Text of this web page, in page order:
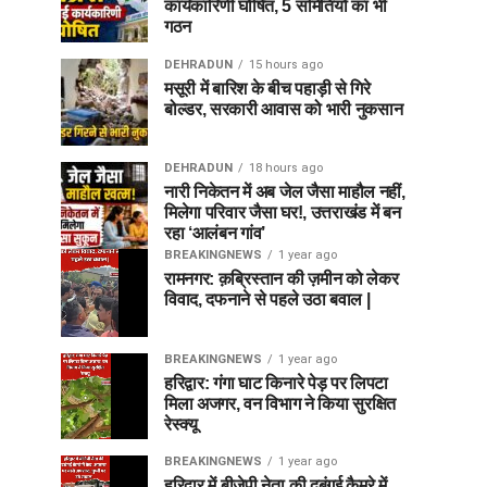
कार्यकारिणी घोषित, 5 समितियों का भी
गठन
DEHRADUN 15 hours ago
मसूरी में बारिश के बीच पहाड़ी से गिरे
बोल्डर, सरकारी आवास को भारी नुकसान
DEHRADUN 18 hours ago
नारी निकेतन में अब जेल जैसा माहौल नहीं,
मिलेगा परिवार जैसा घर!, उत्तराखंड में बन
रहा ‘आलंबन गांव’
BREAKINGNEWS 1 year ago
रामनगर: क़ब्रिस्तान की ज़मीन को लेकर
विवाद, दफनाने से पहले उठा बवाल |
BREAKINGNEWS 1 year ago
हरिद्वार: गंगा घाट किनारे पेड़ पर लिपटा
मिला अजगर, वन विभाग ने किया सुरक्षित
रेस्क्यू
BREAKINGNEWS 1 year ago